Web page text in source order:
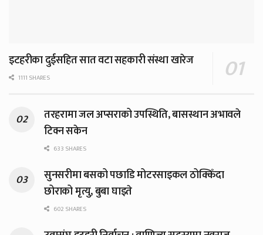
इटहरीका दुईसहित सात वटा सहकारी संस्था खारेज
1111 SHARES
तरहरामा जल अप्सराको उपस्थिति, बासस्थान अभावले
टिक्न सकेन
633 SHARES
सुनसरीमा बसको पछाडि मोटरसाइकल ठोक्किँदा
छोराको मृत्यु, बुबा घाइते
602 SHARES